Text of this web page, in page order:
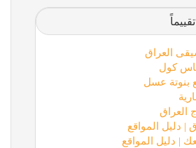
العراق
كول
بنوتة عسل
العراق
| دليل المواقع
| دليل المواقع